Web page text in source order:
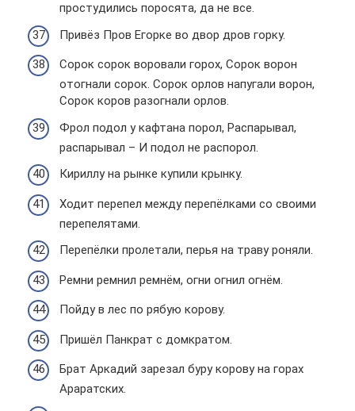
простудились поросята, да не все.
Привёз Пров Егорке во двор дров горку.
Сорок сорок воровали горох, Сорок ворон
отогнали сорок. Сорок орлов напугали ворон,
Сорок коров разогнали орлов.
Фрол подол у кафтана порол, Распарывал,
распарывал – И подол не распорол.
Кириллу на рынке купили крынку.
Ходит перепел между перепёлками со своими
перепелятами.
Перепёлки пролетали, перья на траву роняли.
Ремни ремнил ремнём, огни огнил огнём.
Пойду в лес по рябую корову.
Пришёл Панкрат с домкратом.
Брат Аркадий зарезал буру корову на горах
Араратских.